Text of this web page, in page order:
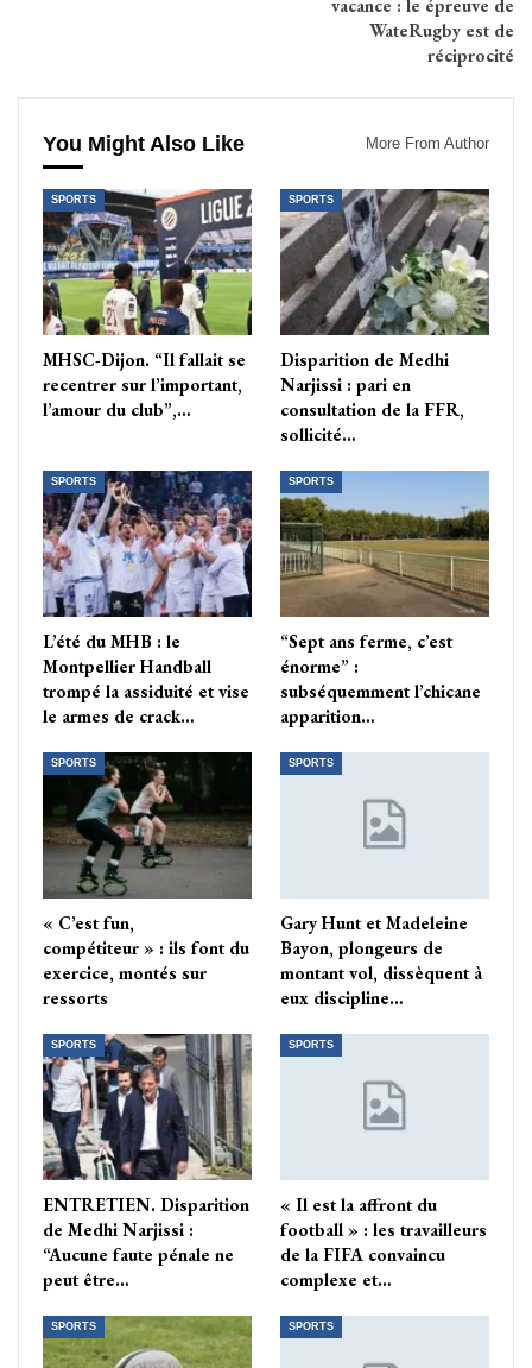
vacance : le épreuve de
WateRugby est de
réciprocité
You Might Also Like More From Author
SPORTS
MHSC-Dijon. “Il fallait se
recentrer sur l’important,
l’amour du club”,…
SPORTS
Disparition de Medhi
Narjissi : pari en
consultation de la FFR,
sollicité…
SPORTS
L’été du MHB : le
Montpellier Handball
trompé la assiduité et vise
le armes de crack…
SPORTS
“Sept ans ferme, c’est
énorme” :
subséquemment l’chicane
apparition…
SPORTS
« C’est fun,
compétiteur » : ils font du
exercice, montés sur
ressorts
SPORTS
Gary Hunt et Madeleine
Bayon, plongeurs de
montant vol, dissèquent à
eux discipline…
SPORTS
ENTRETIEN. Disparition
de Medhi Narjissi :
“Aucune faute pénale ne
peut être…
SPORTS
« Il est la affront du
football » : les travailleurs
de la FIFA convaincu
complexe et…
SPORTS SPORTS